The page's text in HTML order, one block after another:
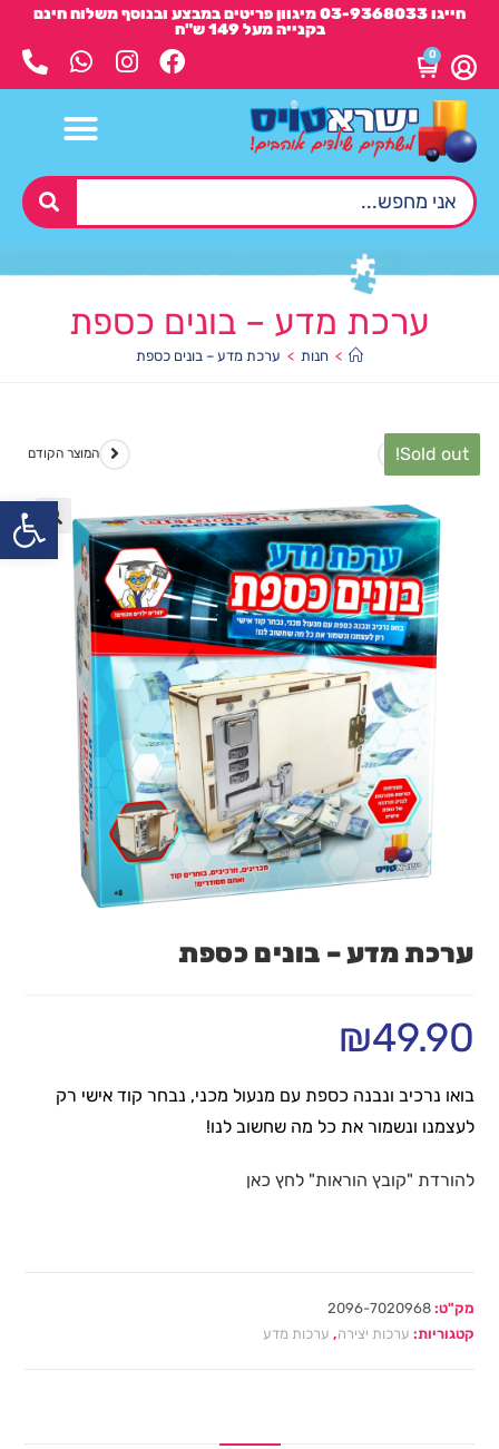
חייגו 03-9368033 מיגוון פריטים במבצע ובנוסף משלוח חינם
בקנייה מעל 149 ש"ח
0
ערכת מדע – בונים כספת
> חנות > ערכת מדע – בונים כספת
המוצר הקודם המוצר הבא
Sold out!
ערכת מדע – בונים כספת
₪49.90
בואו נרכיב ונבנה כספת עם מנעול מכני, נבחר קוד אישי רק
לעצמנו ונשמור את כל מה שחשוב לנו!
להורדת "קובץ הוראות" לחץ כאן
מק"ט:2096-7020968
קטגוריות: ערכות יצירה, ערכות מדע